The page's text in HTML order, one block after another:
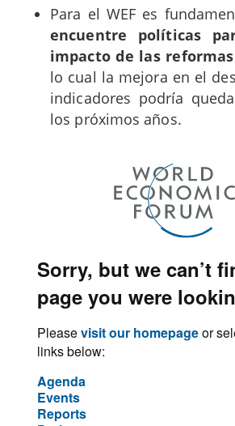
Para el WEF es
encuentre políticas
impacto de las
lo cual la mejora en el
indicadores podría
los próximos años.